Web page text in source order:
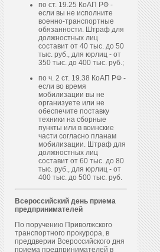
по ст. 19.25 КоАП РФ -
если вы не исполните
военно-транспортные
обязанности. Штраф для
должностных лиц
составит от 40 тыс. до 50
тыс. руб., для юрлиц - от
350 тыс. до 400 тыс. руб.;
по ч. 2 ст. 19.38 КоАП РФ -
если во время
мобилизации вы не
организуете или не
обеспечите поставку
техники на сборные
пункты или в воинские
части согласно планам
мобилизации. Штраф для
должностных лиц
составит от 60 тыс. до 80
тыс. руб., для юрлиц - от
400 тыс. до 500 тыс. руб.
Всероссийский день приема
предпринимателей
По поручению Приволжского
транспортного прокурора, в
преддверии Всероссийского дня
приема предпринимателей в